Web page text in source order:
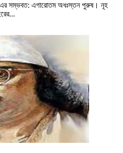
এর সম্ভবত: এগারোতম অধঃস্তন পুরুষ। নূহ